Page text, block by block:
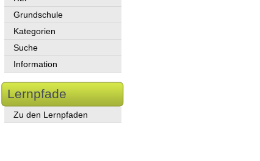
Grundschule
Kategorien
Suche
Information
Lernpfade
Zu den Lernpfaden